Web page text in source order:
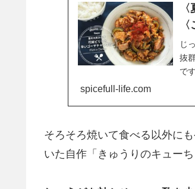
じ
抜
です
spicefull-life.com
そろそろ焼いて食べる以外に
いた自作「きゅうりのキュー